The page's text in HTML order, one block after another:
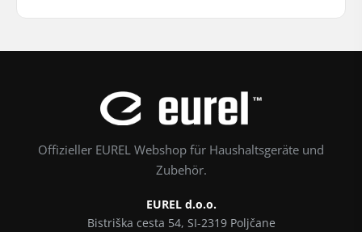
Offizieller EUREL Webshop für Haushaltsgeräte und
Zubehör.
EUREL d.o.o.
Bistriška cesta 54, SI-2319 Poljčane